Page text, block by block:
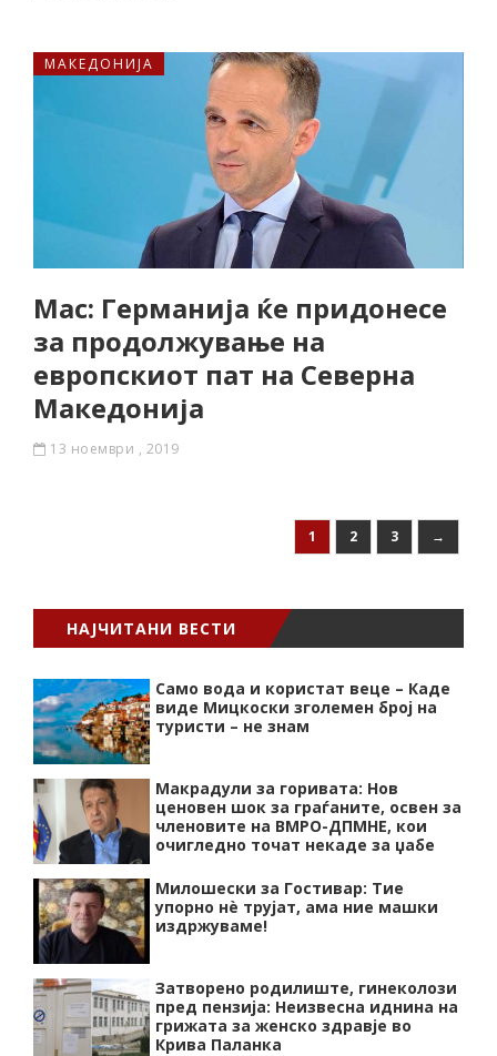
МАКЕДОНИЈА
Мас: Германија ќе придонесе
за продолжување на
европскиот пат на Северна
Македонија
13 ноември , 2019
1 2 3 →
НАЈЧИТАНИ ВЕСТИ
Само вода и користат веце – Каде
виде Мицкоски зголемен број на
туристи – не знам
Макрадули за горивата: Нов
ценовен шок за граѓаните, освен за
членовите на ВМРО-ДПМНЕ, кои
очигледно точат некаде за џабе
Милошески за Гостивар: Тие
упорно нѐ трујат, ама ние машки
издржуваме!
Затворено родилиште, гинеколози
пред пензија: Неизвесна иднина на
грижата за женско здравје во
Крива Паланка